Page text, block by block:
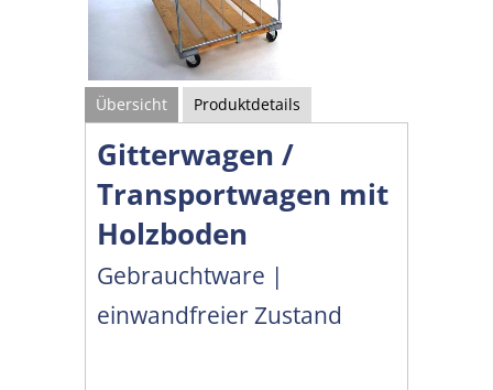
Übersicht Produktdetails
Gitterwagen /
Transportwagen mit
Holzboden
Gebrauchtware |
einwandfreier Zustand